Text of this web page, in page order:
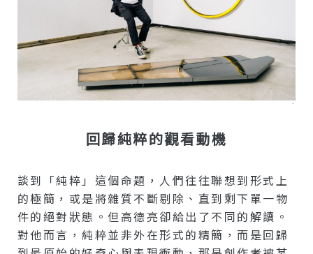
–
回歸純粹的觀看動機
談到「純粹」這個命題，人們往往聯想到形式上
的極簡，或是將雜質不斷剔除、直到剩下單一物
件的絕對狀態。但高德亮卻給出了不同的解讀。
對他而言，純粹並非外在形式的精簡，而是回歸